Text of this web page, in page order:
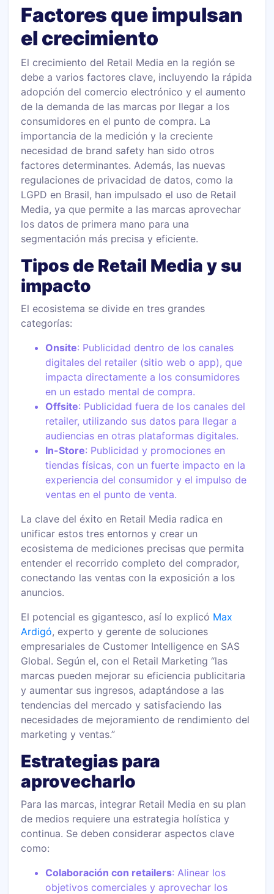
Factores que impulsan
el crecimiento
El crecimiento del Retail Media en la región se
debe a varios factores clave, incluyendo la rápida
adopción del comercio electrónico y el aumento
de la demanda de las marcas por llegar a los
consumidores en el punto de compra. La
importancia de la medición y la creciente
necesidad de brand safety han sido otros
factores determinantes. Además, las nuevas
regulaciones de privacidad de datos, como la
LGPD en Brasil, han impulsado el uso de Retail
Media, ya que permite a las marcas aprovechar
los datos de primera mano para una
segmentación más precisa y eficiente.
Tipos de Retail Media y su
impacto
El ecosistema se divide en tres grandes
categorías:
Onsite: Publicidad dentro de los canales
digitales del retailer (sitio web o app), que
impacta directamente a los consumidores
en un estado mental de compra.
Offsite: Publicidad fuera de los canales del
retailer, utilizando sus datos para llegar a
audiencias en otras plataformas digitales.
In-Store: Publicidad y promociones en
tiendas físicas, con un fuerte impacto en la
experiencia del consumidor y el impulso de
ventas en el punto de venta.
La clave del éxito en Retail Media radica en
unificar estos tres entornos y crear un
ecosistema de mediciones precisas que permita
entender el recorrido completo del comprador,
conectando las ventas con la exposición a los
anuncios.
El potencial es gigantesco, así lo explicó Max
Ardigó, experto y gerente de soluciones
empresariales de Customer Intelligence en SAS
Global. Según el, con el Retail Marketing “las
marcas pueden mejorar su eficiencia publicitaria
y aumentar sus ingresos, adaptándose a las
tendencias del mercado y satisfaciendo las
necesidades de mejoramiento de rendimiento del
marketing y ventas.”
Estrategias para
aprovecharlo
Para las marcas, integrar Retail Media en su plan
de medios requiere una estrategia holística y
continua. Se deben considerar aspectos clave
como:
Colaboración con retailers: Alinear los
objetivos comerciales y aprovechar los